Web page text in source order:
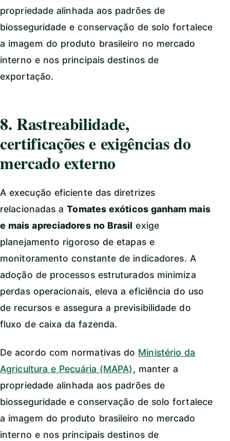
propriedade alinhada aos padrões de
biosseguridade e conservação de solo fortalece
a imagem do produto brasileiro no mercado
interno e nos principais destinos de
exportação.
8. Rastreabilidade,
certificações e exigências do
mercado externo
A execução eficiente das diretrizes
relacionadas aTomates exóticos ganham mais
e mais apreciadores no Brasil exige
planejamento rigoroso de etapas e
monitoramento constante de indicadores. A
adoção de processos estruturados minimiza
perdas operacionais, eleva a eficiência do uso
de recursos e assegura a previsibilidade do
fluxo de caixa da fazenda.
De acordo com normativas do Ministério da
Agricultura e Pecuária (MAPA), manter a
propriedade alinhada aos padrões de
biosseguridade e conservação de solo fortalece
a imagem do produto brasileiro no mercado
interno e nos principais destinos de